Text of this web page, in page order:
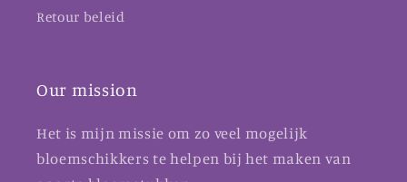
Retour beleid
Our mission
Het is mijn missie om zo veel mogelijk
bloemschikkers te helpen bij het maken van